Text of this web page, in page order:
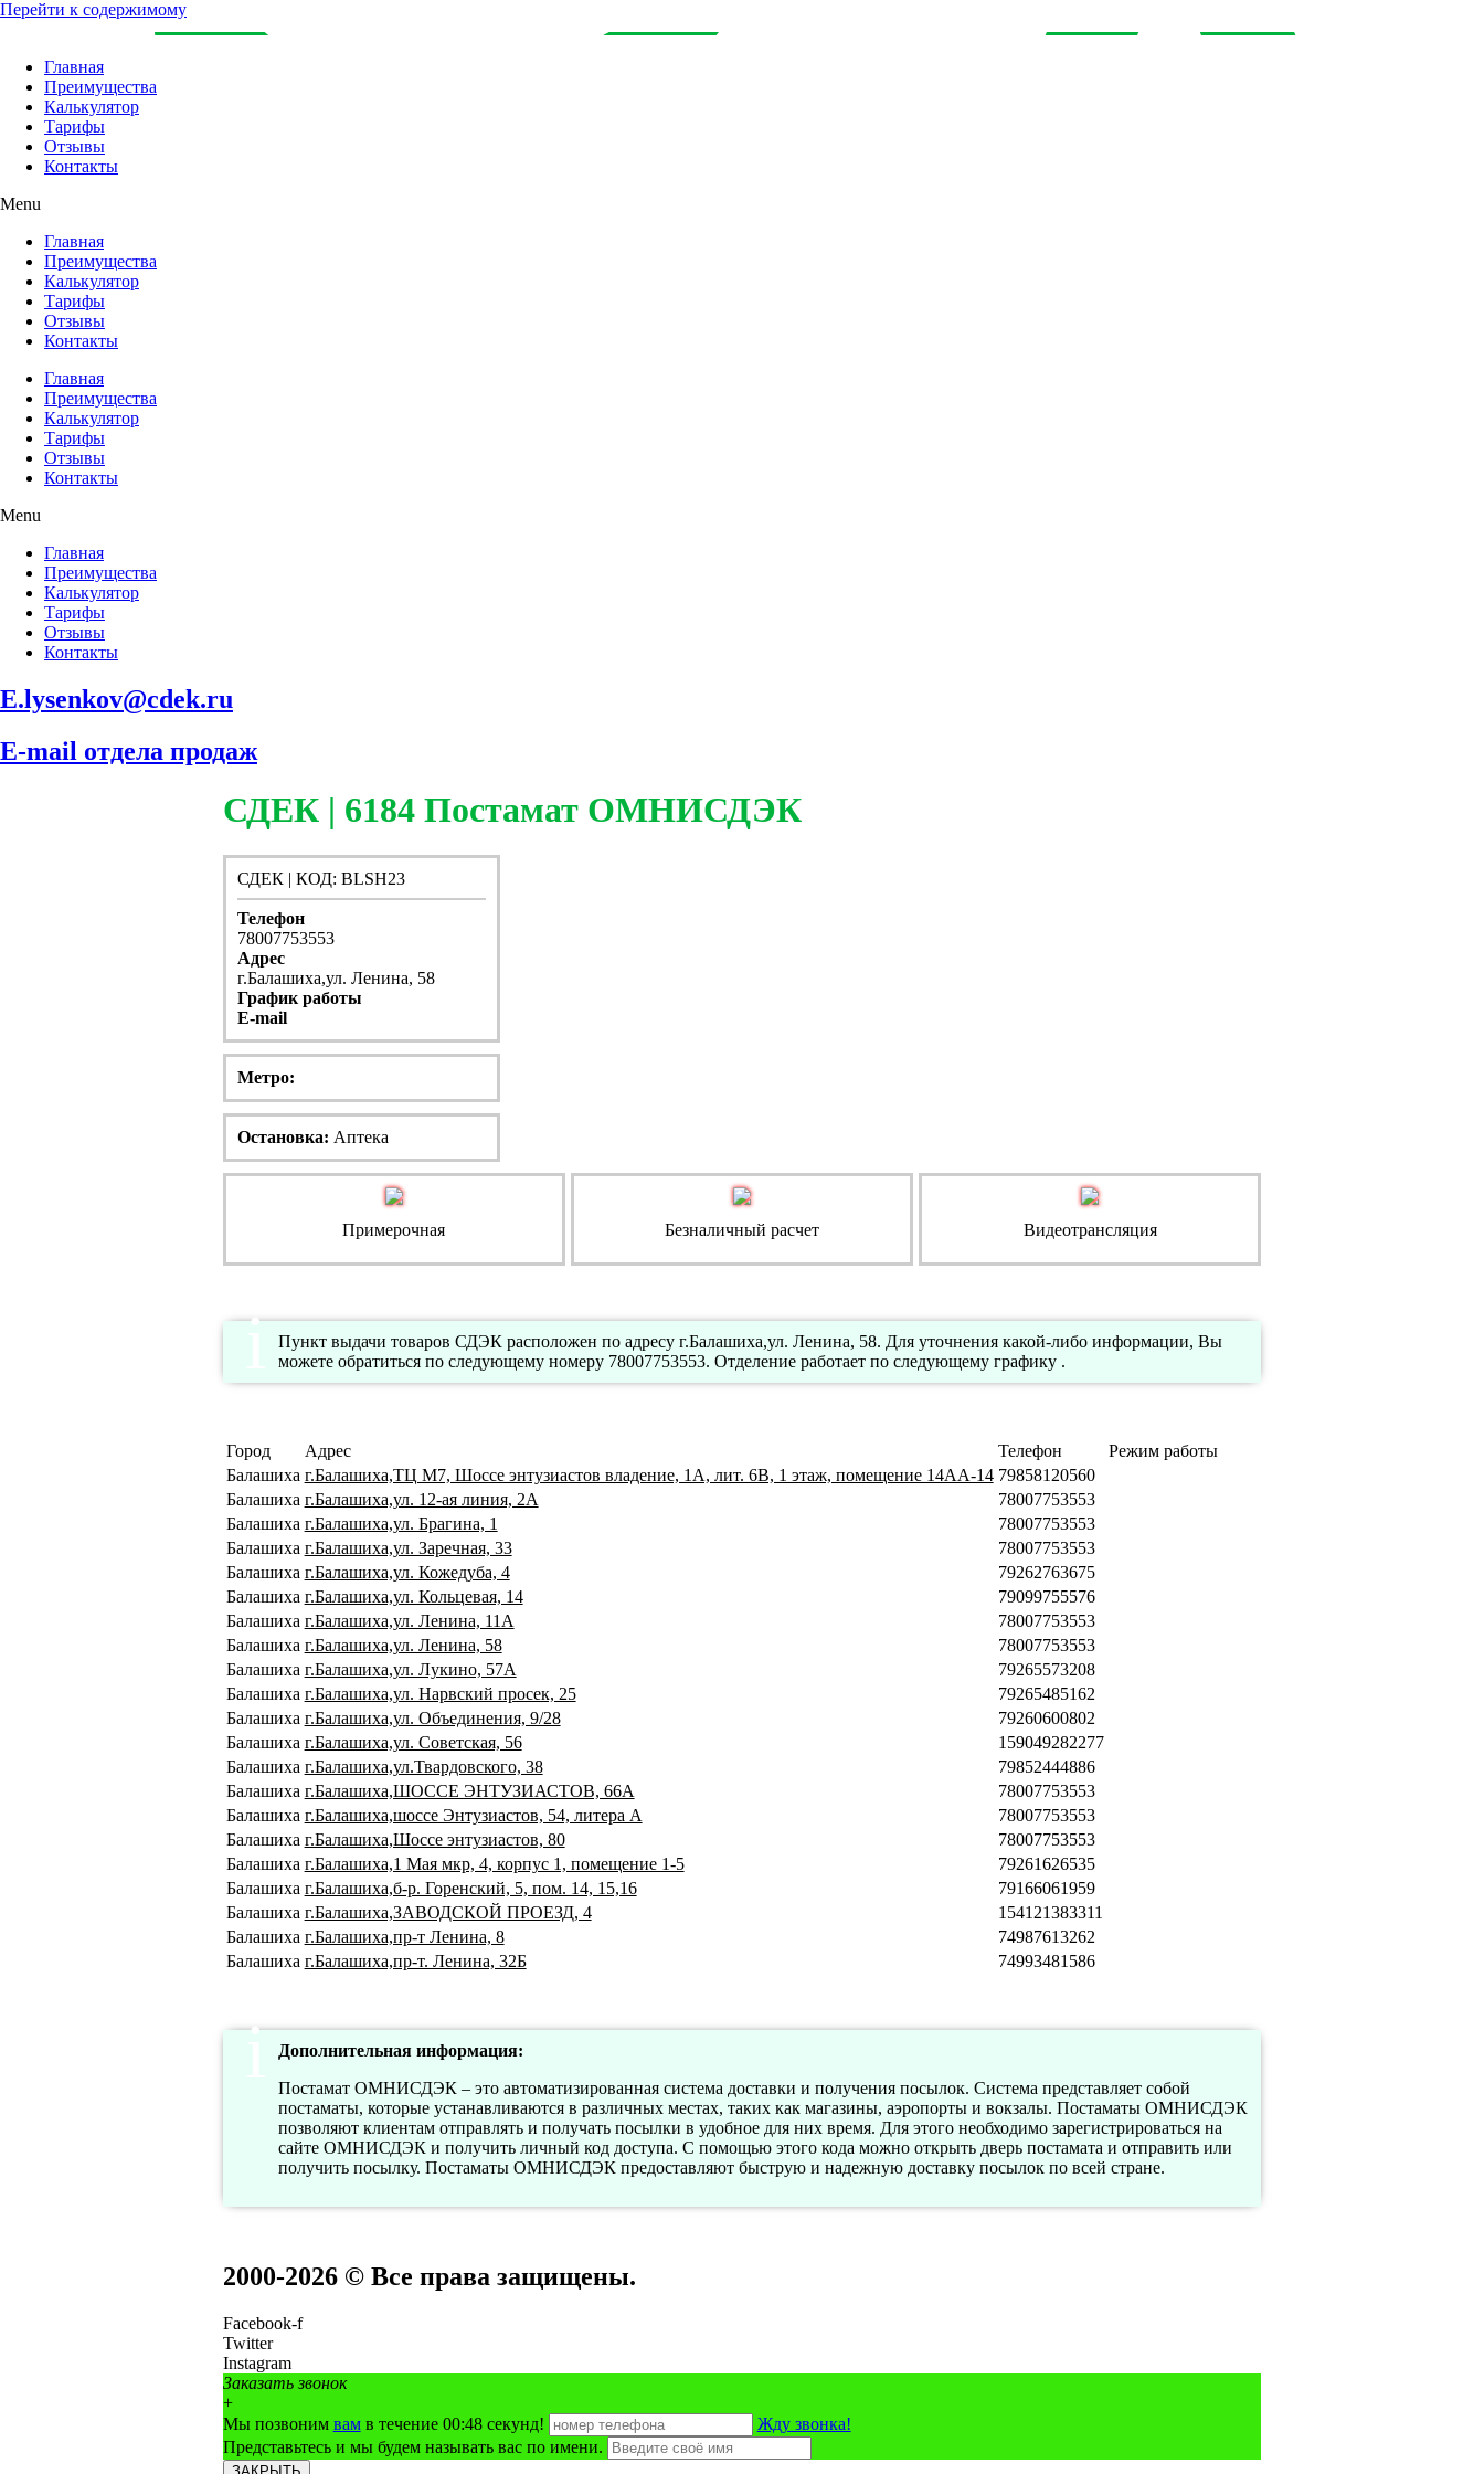
Перейти к содержимому
Главная
Преимущества
Калькулятор
Тарифы
Отзывы
Контакты
Menu
Главная
Преимущества
Калькулятор
Тарифы
Отзывы
Контакты
Главная
Преимущества
Калькулятор
Тарифы
Отзывы
Контакты
Menu
Главная
Преимущества
Калькулятор
Тарифы
Отзывы
Контакты
E.lysenkov@cdek.ru
E-mail отдела продаж
СДЕК | 6184 Постамат ОМНИСДЭК
СДЕК | КОД: BLSH23
Телефон
78007753553
Адрес
г.Балашиха,ул. Ленина, 58
График работы
E-mail
Метро:
Остановка: Аптека
Примерочная Безналичный расчет Видеотрансляция
Пункт выдачи товаров СДЭК расположен по адресу г.Балашиха,ул. Ленина, 58. Для уточнения какой-либо информации, Вы
можете обратиться по следующему номеру 78007753553. Отделение работает по следующему графику .
Город Адрес Телефон
Режим работы
Балашиха г.Балашиха,ТЦ М7, Шоссе энтузиастов владение, 1А, лит. 6В, 1 этаж, помещение 14АА-14 79858120560
Балашиха г.Балашиха,ул. 12-ая линия, 2А
78007753553
Балашиха г.Балашиха,ул. Брагина, 1
78007753553
Балашиха г.Балашиха,ул. Заречная, 33
78007753553
Балашиха г.Балашиха,ул. Кожедуба, 4
79262763675
Балашиха г.Балашиха,ул. Кольцевая, 14
79099755576
Балашиха г.Балашиха,ул. Ленина, 11А
78007753553
Балашиха г.Балашиха,ул. Ленина, 58
78007753553
Балашиха г.Балашиха,ул. Лукино, 57А
79265573208
Балашиха г.Балашиха,ул. Нарвский просек, 25
79265485162
Балашиха г.Балашиха,ул. Объединения, 9/28
79260600802
Балашиха г.Балашиха,ул. Советская, 56
159049282277
Балашиха г.Балашиха,ул.Твардовского, 38
79852444886
Балашиха г.Балашиха,ШОССЕ ЭНТУЗИАСТОВ, 66А
78007753553
Балашиха г.Балашиха,шоссе Энтузиастов, 54, литера А
78007753553
Балашиха г.Балашиха,Шоссе энтузиастов, 80
78007753553
Балашиха г.Балашиха,1 Мая мкр, 4, корпус 1, помещение 1-5
79261626535
Балашиха г.Балашиха,б-р. Горенский, 5, пом. 14, 15,16
79166061959
Балашиха г.Балашиха,ЗАВОДСКОЙ ПРОЕЗД, 4
154121383311
Балашиха г.Балашиха,пр-т Ленина, 8
74987613262
Балашиха г.Балашиха,пр-т. Ленина, 32Б 74993481586
Дополнительная информация:
Постамат ОМНИСДЭК – это автоматизированная система доставки и получения посылок. Система представляет собой
постаматы, которые устанавливаются в различных местах, таких как магазины, аэропорты и вокзалы. Постаматы ОМНИСДЭК
позволяют клиентам отправлять и получать посылки в удобное для них время. Для этого необходимо зарегистрироваться на
сайте ОМНИСДЭК и получить личный код доступа. С помощью этого кода можно открыть дверь постамата и отправить или
получить посылку. Постаматы ОМНИСДЭК предоставляют быструю и надежную доставку посылок по всей стране.
2000-2026 © Все права защищены.
Facebook-f
Twitter
Instagram
Заказать звонок
+
Мы позвоним вамв течение 00:48секунд!
Жду звонка!
Представьтесь и мы будем называть вас по имени.